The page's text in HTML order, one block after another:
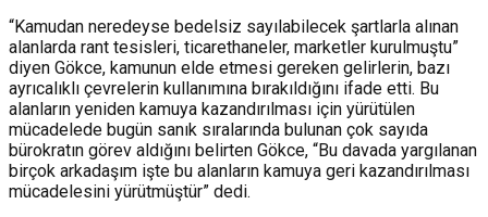
“Kamudan neredeyse bedelsiz sayılabilecek şartlarla alınan
alanlarda rant tesisleri, ticarethaneler, marketler kurulmuştu”
diyen Gökce, kamunun elde etmesi gereken gelirlerin, bazı
ayrıcalıklı çevrelerin kullanımına bırakıldığını ifade etti. Bu
alanların yeniden kamuya kazandırılması için yürütülen
mücadelede bugün sanık sıralarında bulunan çok sayıda
bürokratın görev aldığını belirten Gökce, “Bu davada yargılanan
birçok arkadaşım işte bu alanların kamuya geri kazandırılması
mücadelesini yürütmüştür” dedi.